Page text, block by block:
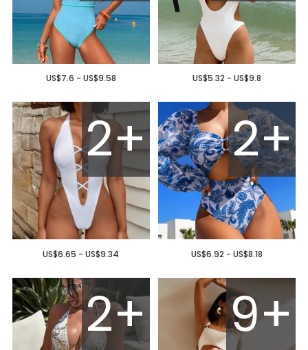
US$7.6 - US$9.58 US$5.32 - US$9.8
2+
US$6.65 - US$9.34
2+
US$6.92 - US$8.18
2+ 9+